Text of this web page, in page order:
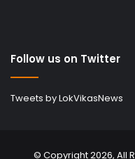
Follow us on Twitter
Tweets by LokVikasNews
© Copyright 2026, All